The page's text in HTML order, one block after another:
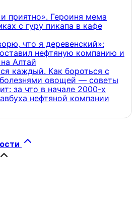
приятно». Героиня мема
с гуру пикапа в кафе
что я деревенский»:
нефтяную компанию и
Алтай
каждый. Как бороться с
овощей — советы
за что в начале 2000-х
нефтяной компании